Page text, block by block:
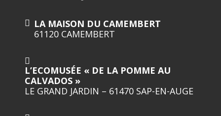
LA MAISON DU CAMEMBERT
61120 CAMEMBERT
L’ECOMUSÉE « DE LA POMME AU
CALVADOS »
LE GRAND JARDIN – 61470 SAP-EN-AUGE